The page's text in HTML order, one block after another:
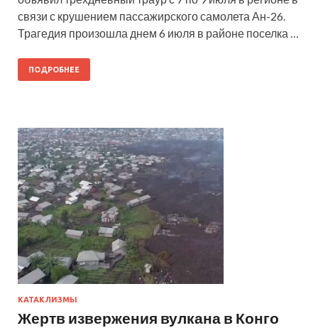
связи с крушением пассажирского самолета Ан-26.
Трагедия произошла днем 6 июля в районе поселка …
ПОДРОБНЕЕ
КАТАКЛИЗМЫ
Жертв извержения вулкана в Конго